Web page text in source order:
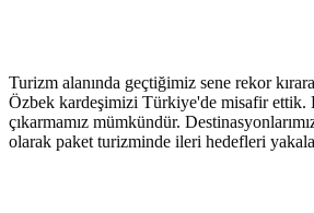
Turizm alanında geçtiğimiz sene rekor
Özbek kardeşimizi Türkiye'de misafir ettik.
çıkarmamız mümkündür.
olarak paket turizminde ileri hedefleri